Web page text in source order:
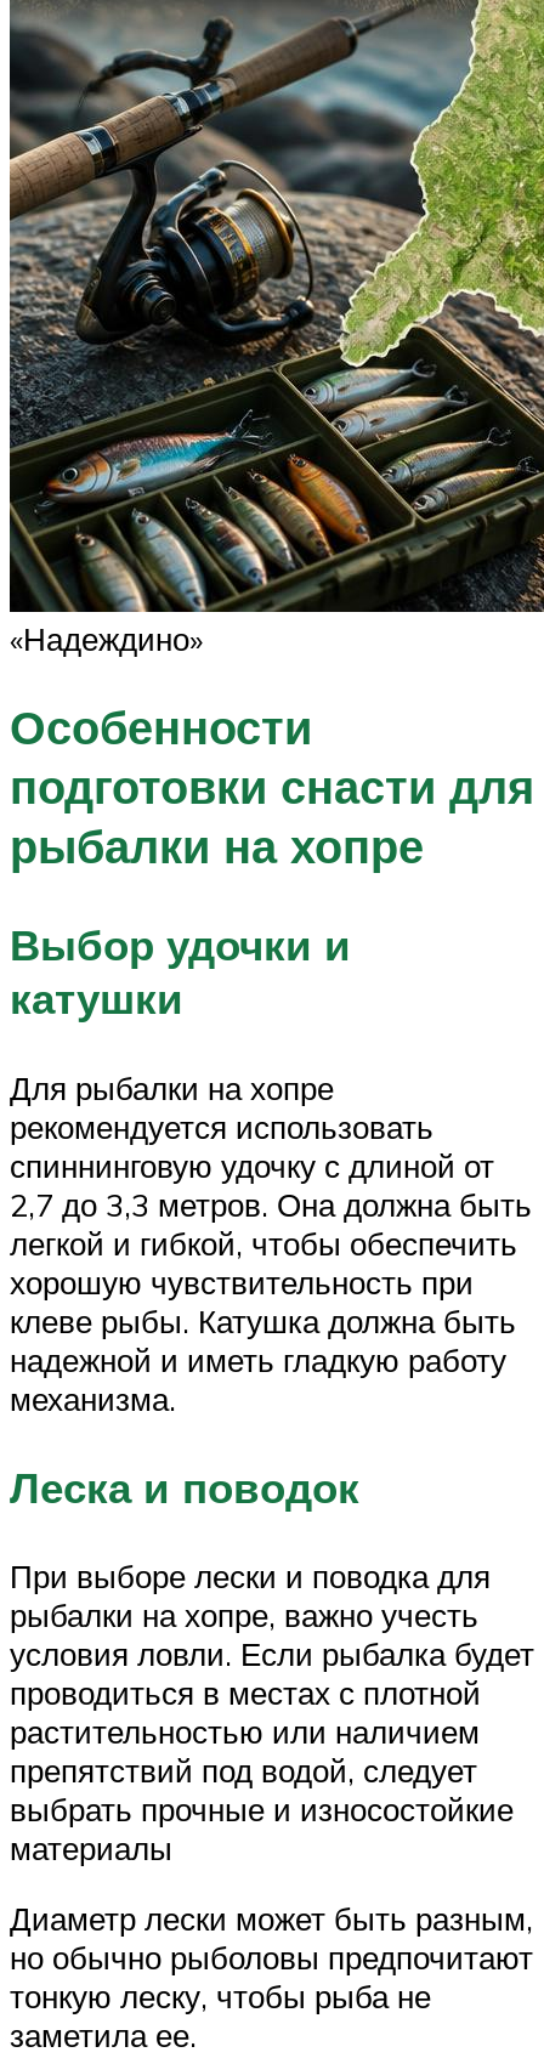
«Надеждино»
Особенности
подготовки снасти для
рыбалки на хопре
Выбор удочки и
катушки
Для рыбалки на хопре
рекомендуется использовать
спиннинговую удочку с длиной от
2,7 до 3,3 метров. Она должна быть
легкой и гибкой, чтобы обеспечить
хорошую чувствительность при
клеве рыбы. Катушка должна быть
надежной и иметь гладкую работу
механизма.
Леска и поводок
При выборе лески и поводка для
рыбалки на хопре, важно учесть
условия ловли. Если рыбалка будет
проводиться в местах с плотной
растительностью или наличием
препятствий под водой, следует
выбрать прочные и износостойкие
материалы
Диаметр лески может быть разным,
но обычно рыболовы предпочитают
тонкую леску, чтобы рыба не
заметила ее.